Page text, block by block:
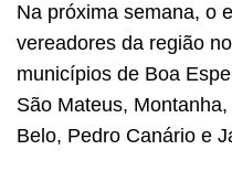
Na próxima semana, o
vereadores da região
municípios de Boa
São Mateus,
Belo, Pedro Canário e